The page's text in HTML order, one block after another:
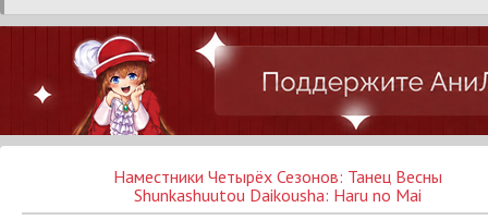
Наместники Четырёх Сезонов: Танец Весны
Shunkashuutou Daikousha: Haru no Mai